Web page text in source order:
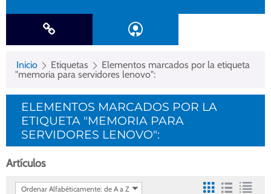
Inicio Etiquetas
Elementos marcados por la etiqueta
"memoria para servidores lenovo":
ELEMENTOS MARCADOS POR LA
ETIQUETA "MEMORIA PARA
SERVIDORES LENOVO":
Artículos
Ordenar Alfabéticamente: de A a Z